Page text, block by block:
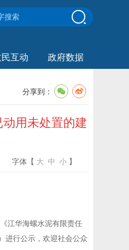
互动 政府数据
分享到：
用未处置的建
字体【 大 中 小 】
江华海螺水泥有限责任
进行公示 ， 欢迎社会公众